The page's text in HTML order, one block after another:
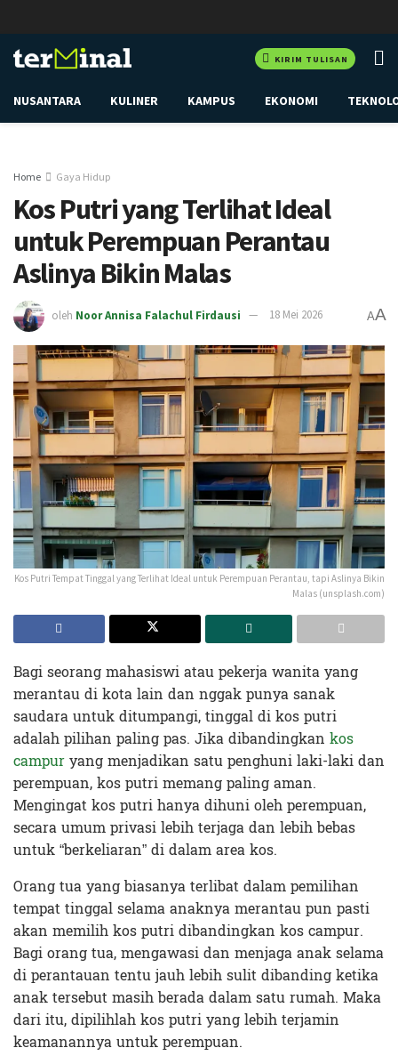
KIRIM TULISAN
NUSANTARA KULINER KAMPUS EKONOMI
Home Gaya Hidup
Kos Putri yang Terlihat Ideal
untuk Perempuan Perantau
Aslinya Bikin Malas
oleh Noor Annisa Falachul Firdausi 18 Mei 2026 AA
Kos Putri Tempat Tinggal yang Terlihat Ideal untuk Perempuan Perantau, tapi Aslinya Bikin
Malas (unsplash.com)
Bagi seorang mahasiswi atau pekerja wanita yang
merantau di kota lain dan nggak punya sanak
saudara untuk ditumpangi, tinggal di kos putri
adalah pilihan paling pas. Jika dibandingkan kos
campuryang menjadikan satu penghuni laki-laki dan
perempuan, kos putri memang paling aman.
Mengingat kos putri hanya dihuni oleh perempuan,
secara umum privasi lebih terjaga dan lebih bebas
untuk “berkeliaran” di dalam area kos.
Orang tua yang biasanya terlibat dalam pemilihan
tempat tinggal selama anaknya merantau pun pasti
akan memilih kos putri dibandingkan kos campur.
Bagi orang tua, mengawasi dan menjaga anak selama
di perantauan tentu jauh lebih sulit dibanding ketika
anak tersebut masih berada dalam satu rumah. Maka
dari itu, dipilihlah kos putri yang lebih terjamin
keamanannya untuk perempuan.